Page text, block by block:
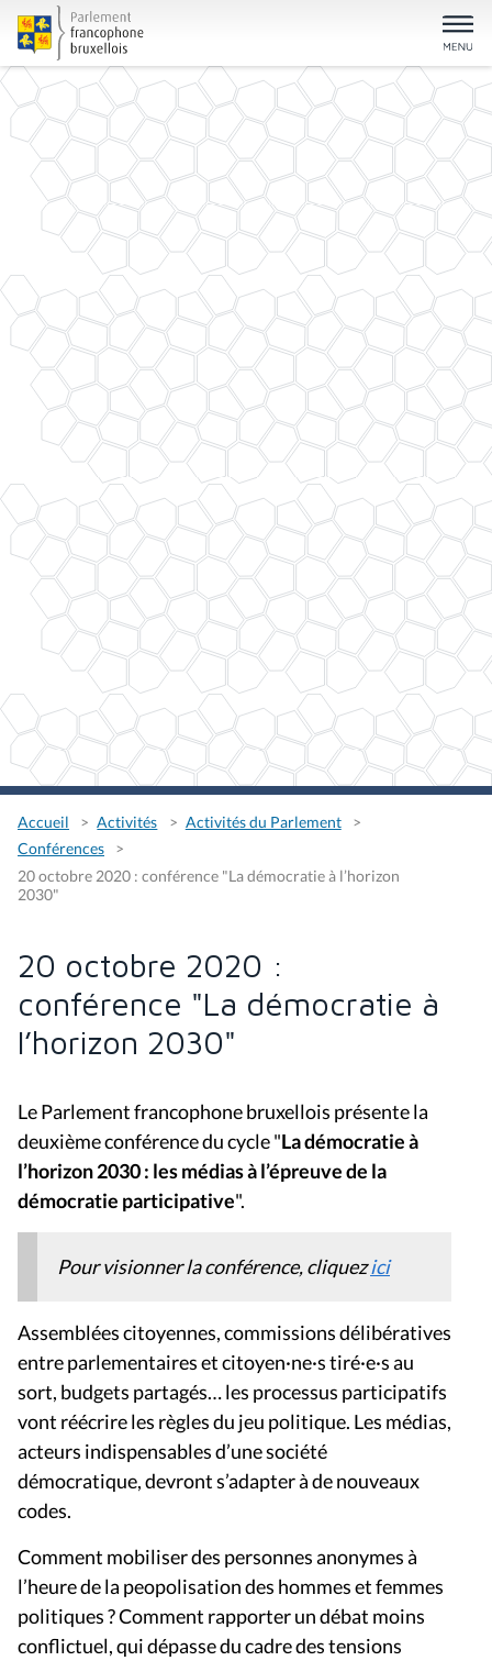
Accueil Activités
Activités du Parlement
Conférences
20 octobre 2020 : conférence "La démocratie à l’horizon
2030"
20 octobre 2020 :
conférence "La démocratie à
l’horizon 2030"
Le Parlement francophone bruxellois présente la
deuxième conférence du cycle "La démocratie à
l’horizon 2030 : les médias à l’épreuve de la
démocratie participative".
Pour visionner la conférence, cliquezici
Assemblées citoyennes, commissions délibératives
entre parlementaires et citoyen·ne·s tiré·e·s au
sort, budgets partagés… les processus participatifs
vont réécrire les règles du jeu politique. Les médias,
acteurs indispensables d’une société
démocratique, devront s’adapter à de nouveaux
codes.
Comment mobiliser des personnes anonymes à
l’heure de la peopolisation des hommes et femmes
politiques ? Comment rapporter un débat moins
conflictuel, qui dépasse du cadre des tensions